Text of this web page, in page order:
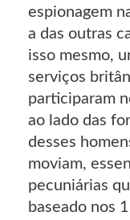
espionagem
a das outras
isso mesmo,
serviços
participaram
ao lado das
desses
moviam,
pecuniárias
baseado nos